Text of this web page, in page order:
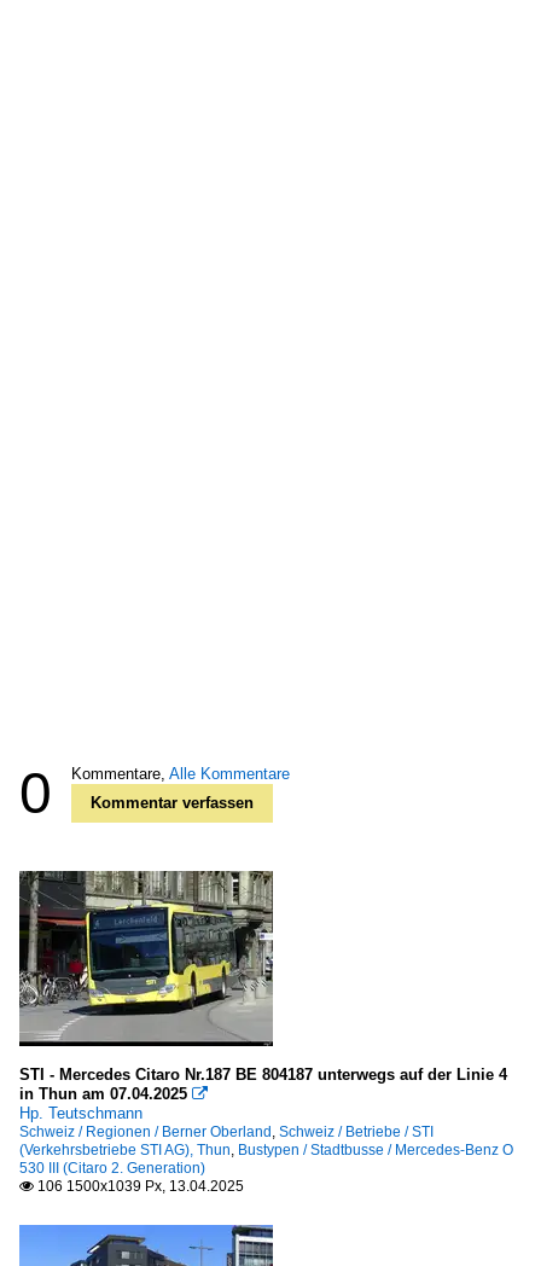
0 Kommentare, Alle Kommentare
Kommentar verfassen
STI - Mercedes Citaro Nr.187 BE 804187 unterwegs auf der Linie 4
in Thun am 07.04.2025 
Hp. Teutschmann
Schweiz / Regionen / Berner Oberland , Schweiz / Betriebe / STI
(Verkehrsbetriebe STI AG), Thun, Bustypen / Stadtbusse / Mercedes-Benz O
530 III (Citaro 2. Generation)
 106 1500x1039 Px, 13.04.2025